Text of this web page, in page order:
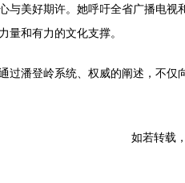
与美好期许。她呼吁全省广播电
量和有力的文化支撑。
过潘登岭系统、权威的阐述，不
如若转载